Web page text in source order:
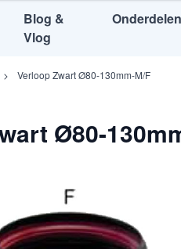
Blog &
Vlog
Onderdelen
Verloop Zwart Ø80-130mm-M/F
Ø80-